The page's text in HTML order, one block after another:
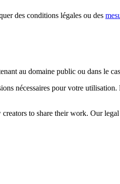
des conditions légales ou des
au domaine public ou dans le
nécessaires pour votre
to share their work. Our legal